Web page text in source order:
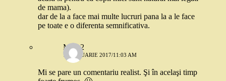
de mama).
dar de la a face mai multe lucruri pana la a le face
pe toate e o diferenta semnificativa.
Mira 2
17 IANUARIE 2017/11:03 AM
Mi se pare un comentariu realist. Şi în acelaşi timp